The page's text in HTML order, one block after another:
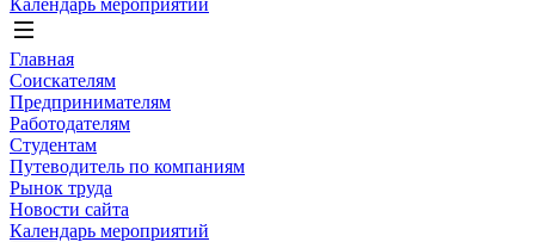
Календарь мероприятий
Главная
Соискателям
Предпринимателям
Работодателям
Студентам
Путеводитель по компаниям
Рынок труда
Новости сайта
Календарь мероприятий